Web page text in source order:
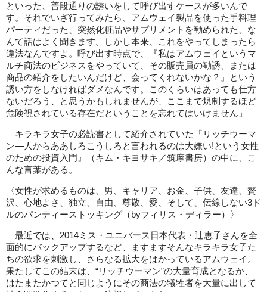
といった、普段通りの誘いをして呼び出すケースが多いんで
す。それでいざ行ってみたら、アムウェイ製品を使った手料理
パーティだった、突然化粧品やサプリメントを勧められた、な
んて話はよく聞きます。しかし本来、これをやってしまったら
違法なんですよ。呼び出す時点で、『私はアムウェイというマ
ルチ商法のビジネスをやっていて、その販売員の勧誘、または
商品の紹介をしたいんだけど、会ってくれないかな？』という
誘い方をしなければダメなんです。このくらいはあっても仕方
ないだろう、と思うかもしれませんが、ここまで規制するほど
危険視されている存在だということを忘れてはいけません」
キラキラ女子の必読書として紹介されていた『リッチウーマ
ン―人からああしろこうしろと言われるのは大嫌い!という女性
のための投資入門』（キム・キヨサキ／筑摩書房）の中に、こ
んな言葉がある。
〈女性が求めるものは、男、キャリア、お金、子供、友達、贅
沢、心地よさ、独立、自由、尊敬、愛、そして、伝線しない3ド
ルのパンティーストッキング（byフィリス・ディラー）〉
最近では、2014ミス・ユニバース日本代表・辻恵子さんを全
面的にバックアップするなど、ますますそんなキラキラ女子た
ちの欲求を刺激し、さらなる拡大をはかっているアムウェイ。
果たしてこの結末は、“リッチウーマン”の大量育成となるか、
はたまたかつてと同じようにその商法の犠牲者を大量に出して